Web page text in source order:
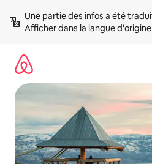
directement
Afficher dans la langue d'origine